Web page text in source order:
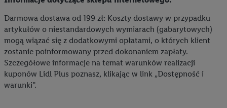
Darmowa dostawa od 199 zł: Koszty dostawy w przypadku
artykułów o niestandardowych wymiarach (gabarytowych)
mogą wiązać się z dodatkowymi opłatami, o których klient
zostanie poinformowany przed dokonaniem zapłaty.
Szczegółowe informacje na temat warunków realizacji
kuponów Lidl Plus poznasz, klikając w link „Dostępność i
warunki”.